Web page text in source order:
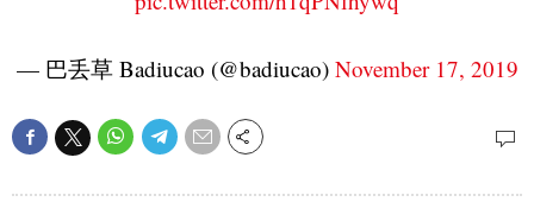
— 巴丢草 Badiucao (@badiucao) November 17, 2019